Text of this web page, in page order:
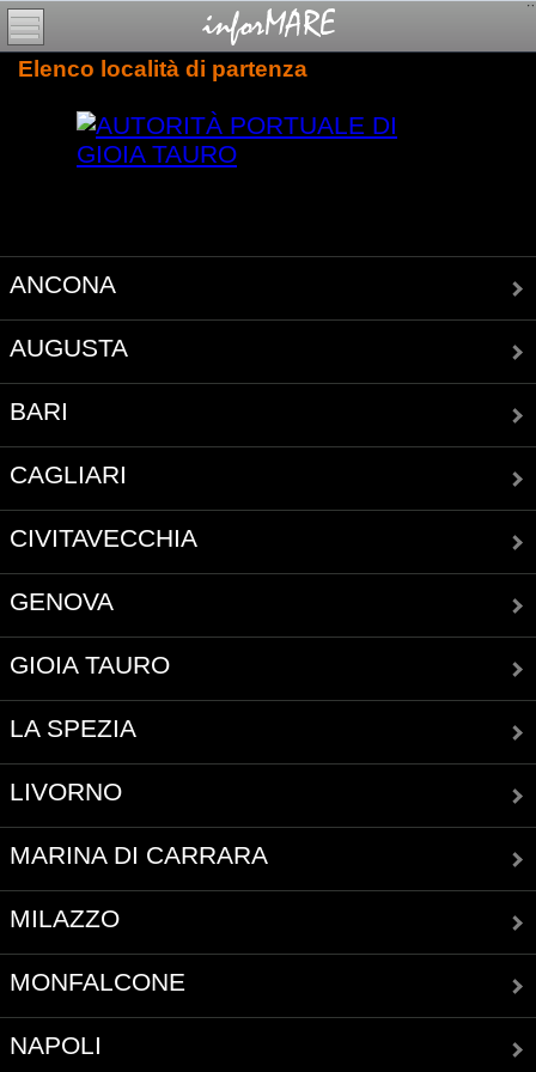
Elenco località di partenza
ANCONA
AUGUSTA
BARI
CAGLIARI
CIVITAVECCHIA
GENOVA
GIOIA TAURO
LA SPEZIA
LIVORNO
MARINA DI CARRARA
MILAZZO
MONFALCONE
NAPOLI